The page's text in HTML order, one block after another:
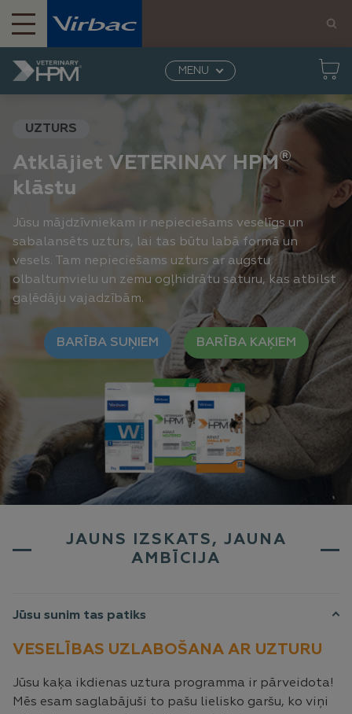
Mājaslapa VETERINARY HPM MENU
UZTURS
Atklājiet VETERINAY HPM®
klāstu
Jūsu mājdzīvniekam ir nepieciešams veselīgs un
sabalansēts uzturs, lai tas būtu labā formā un
vesels. Tam nepieciešams uzturs ar augstu
olbaltumvielu un zemu ogļhidrātu saturu, kas atbilst
gaļēdāju vajadzībām.
BARĪBA SUŅIEM BARĪBA KAĶIEM
JAUNS IZSKATS, JAUNA
AMBĪCIJA
Jūsu sunim tas patiks
VESELĪBAS UZLABOŠANA AR UZTURU
Jūsu kaķa ikdienas uztura programma ir pārveidota!
Mēs esam saglabājuši to pašu lielisko garšu, ko viņi